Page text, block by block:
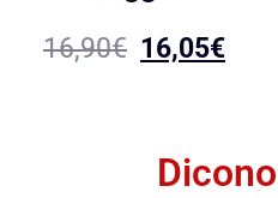
16,90€ 16,05€